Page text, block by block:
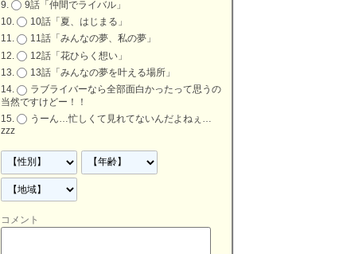
9話「仲間でライバル」
10話「夏、はじまる」
11話「みんなの夢、私の夢」
12話「花ひらく想い」
13話「みんなの夢を叶える場所」
ラブライバーなら全部面白かったって思うの
当然ですけどー！！
うーん…忙しくて見れてないんだよねぇ…
zzz
コメント